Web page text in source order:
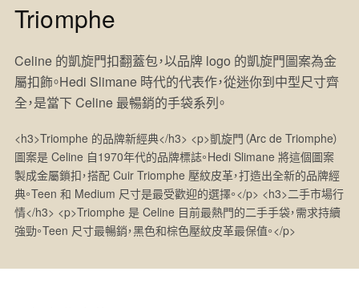
Triomphe
Celine 的凱旋門扣翻蓋包，以品牌 logo 的凱旋門圖案為金
屬扣飾。Hedi Slimane 時代的代表作，從迷你到中型尺寸齊
全，是當下 Celine 最暢銷的手袋系列。
<h3>Triomphe 的品牌新經典</h3> <p>凱旋門（Arc de Triomphe）
圖案是 Celine 自1970年代的品牌標誌。Hedi Slimane 將這個圖案
製成金屬鎖扣，搭配 Cuir Triomphe 壓紋皮革，打造出全新的品牌經
典。Teen 和 Medium 尺寸是最受歡迎的選擇。</p> <h3>二手市場行
情</h3> <p>Triomphe 是 Celine 目前最熱門的二手手袋，需求持續
強勁。Teen 尺寸最暢銷，黑色和棕色壓紋皮革最保值。</p>